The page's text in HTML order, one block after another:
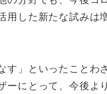
用した新たな試みは
す」といったことわ
ーにとって、今後よ